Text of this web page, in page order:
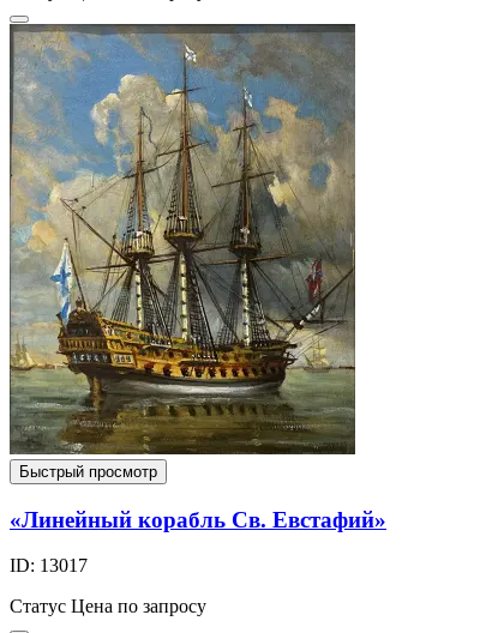
Быстрый просмотр
«Линейный корабль Св. Евстафий»
ID: 13017
Статус Цена по запросу